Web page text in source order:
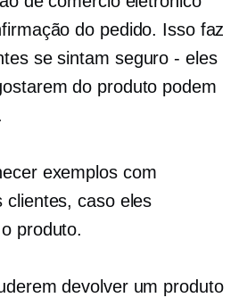
do pedido. Isso faz
se sintam seguro - eles
do produto podem
exemplos com
clientes, caso eles
produto.
devolver um produto